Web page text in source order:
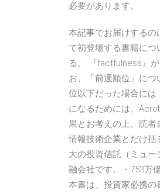
必要があります。
本記事でお届けするの
て初登場する書籍に
る。 『factfulness』
お、「前週順位」に
位以下だった場合に
になるためには、
果とお考えの上、読
情報技術企業とだけ
大の投資信託（ミュ
融会社です。・753万
本書は、投資家必携